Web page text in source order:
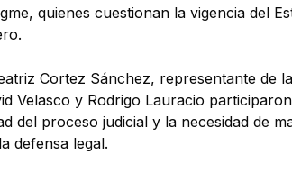
quienes cuestionan la vigencia del
Cortez Sánchez, representante de
Velasco y Rodrigo Lauracio
del proceso judicial y la necesidad de
defensa legal.